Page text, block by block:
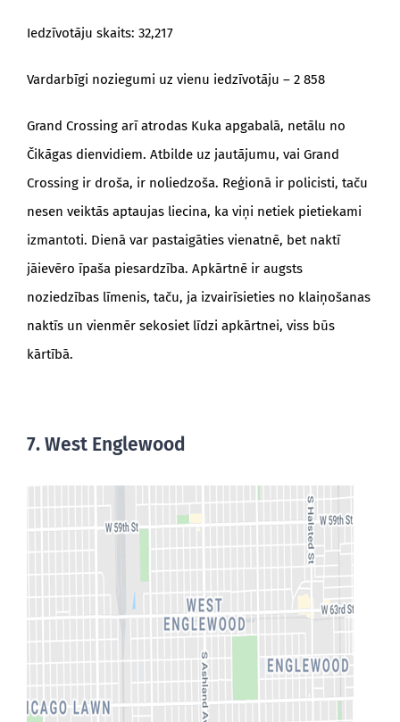
Iedzīvotāju skaits: 32,217
Vardarbīgi noziegumi uz vienu iedzīvotāju – 2 858
Grand Crossing arī atrodas Kuka apgabalā, netālu no
Čikāgas dienvidiem. Atbilde uz jautājumu, vai Grand
Crossing ir droša, ir noliedzoša. Reģionā ir policisti, taču
nesen veiktās aptaujas liecina, ka viņi netiek pietiekami
izmantoti. Dienā var pastaigāties vienatnē, bet naktī
jāievēro īpaša piesardzība. Apkārtnē ir augsts
noziedzības līmenis, taču, ja izvairīsieties no klaiņošanas
naktīs un vienmēr sekosiet līdzi apkārtnei, viss būs
kārtībā.
7. West Englewood